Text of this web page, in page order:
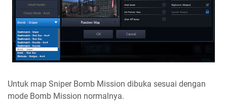
Untuk map Sniper Bomb Mission dibuka sesuai dengan
mode Bomb Mission normalnya.